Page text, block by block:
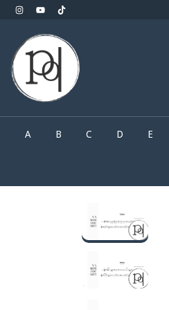
Faça o seu pedido pelo What'sApp
A B C D E